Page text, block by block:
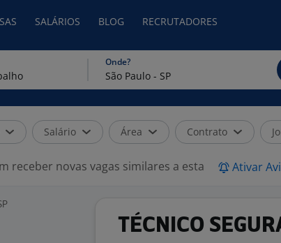
SALÁRIOS BLOG RECRUTADORES
Onde?
Salário Área Contrato
receber novas vagas similares a esta Ativar
TÉCNICO